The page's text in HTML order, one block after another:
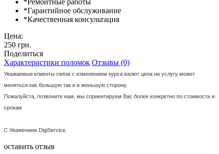
*Гарантийное обслуживание
*Качественная консультация
Цена:
250 грн.
Поделиться
Характеристики поломок Отзывы (0)
Уважаемые клиенты связи с изменением курса валют цена на услугу может
меняться как большую так и в меньшую сторону.
Пожалуйста, позвоните нам, мы сориентируем Вас более конкретно по стоимости и
срокам
С Уважением DigiService.
оставить отзыв